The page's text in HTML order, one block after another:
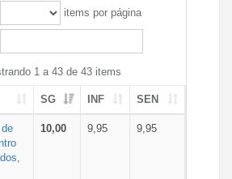
items por página
1 a 43 de 43 items
SG INF SEN
10,00 9,95 9,95